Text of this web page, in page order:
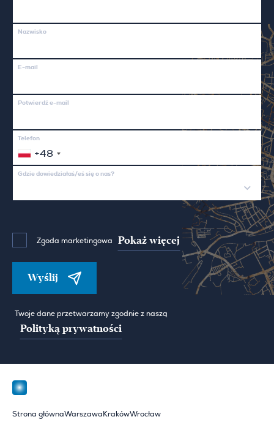
Nazwisko
E-mail
Potwierdź e-mail
Telefon
+48
Gdzie dowiedziałaś/eś się o nas?
Zgoda marketingowa Pokaż więcej
Wyślij
Twoje dane przetwarzamy zgodnie z naszą
Polityką prywatności
Strona głównaWarszawa KrakówWrocław